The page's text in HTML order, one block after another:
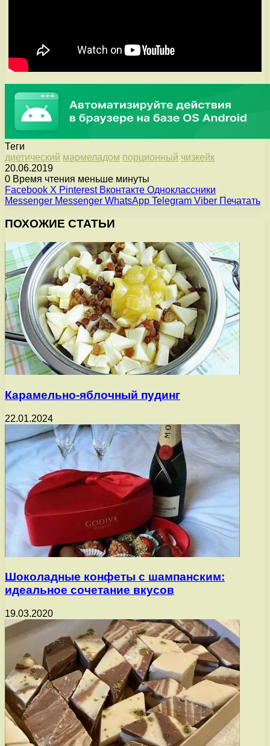
Теги
диетический мармеладом порционный чизкейк
20.06.2019
0 Время чтения меньше минуты
Facebook X Pinterest Вконтакте Одноклассники
Messenger Messenger WhatsApp Telegram Viber Печатать
ПОХОЖИЕ СТАТЬИ
Карамельно-яблочный пудинг
22.01.2024
Шоколадные конфеты с шампанским:
идеальное сочетание вкусов
19.03.2020